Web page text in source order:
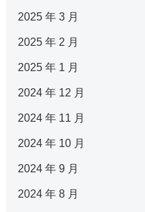
2025 年 3 月
2025 年 2 月
2025 年 1 月
2024 年 12 月
2024 年 11 月
2024 年 10 月
2024 年 9 月
2024 年 8 月